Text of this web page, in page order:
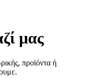
μας
προϊόντα ή